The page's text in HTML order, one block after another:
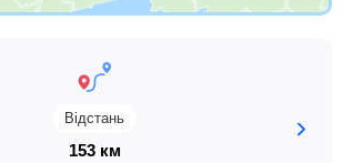
Відстань
153 км